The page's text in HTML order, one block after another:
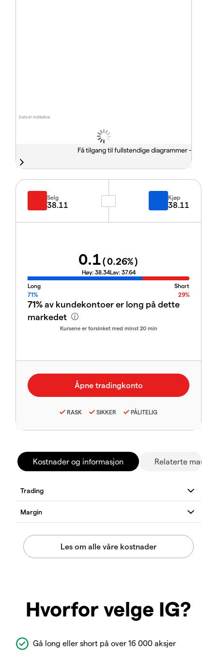
Data er indikative
Få tilgang til fullstendige diagrammer -
Selg
38.11
Kjøp
38.11
0.1(0.26%)
Høy: 38.34Lav: 37.64
Long
Short
71%
29%
71%av kundekontoer er long på dette
markedet
Kursene er forsinket med minst 20 min
RASK SIKKER PÅLITELIG
Kostnader og informasjon Relaterte
Hvorfor velge IG?
Gå long eller short på over 16 000 aksjer